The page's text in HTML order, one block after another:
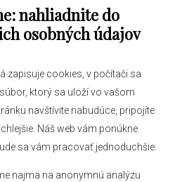
nahliadnite do
osobných údajov
zapisuje cookies, v počítači sa
ktorý sa uloží vo vašom
navštívite nabudúce, pripojíte
Náš web vám ponúkne
sa vám pracovať jednoduchšie.
najmä na anonymnú analýzu